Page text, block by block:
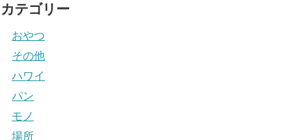
カテゴリー
おやつ
その他
ハワイ
パン
モノ
場所